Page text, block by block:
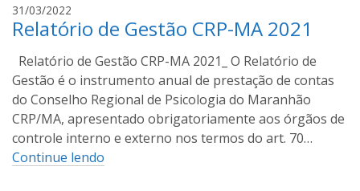
C
s
t
a
31/03/2022
s
e
m
i
r
o
C
o
Relatório de Gestão CRP-MA 2021
Relatório de Gestão CRP-MA 2021_ O Relatório de
Gestão é o instrumento anual de prestação de contas
do Conselho Regional de Psicologia do Maranhão
CRP/MA, apresentado obrigatoriamente aos órgãos de
controle interno e externo nos termos do art. 70…
Continue lendo